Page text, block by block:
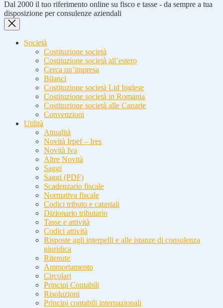
Dal 2000 il tuo riferimento online su fisco e tasse - da sempre a tua
disposizione per consulenze aziendali
Società
Costituzione società
Costituzione società all’estero
Cerca un’impresa
Bilanci
Costituzione società Ltd Inglese
Costituzione società in Romania
Costituzione società alle Canarie
Convenzioni
Utilità
Attualità
Novità Irpef – Ires
Novità Iva
Altre Novità
Saggi
Saggi (PDF)
Scadenzario fiscale
Normativa fiscale
Codici tributo e catastali
Dizionario tributario
Tasse e attività
Codici attività
Risposte agli interpelli e alle istanze di consulenza
giuridica
Ritenute
Ammortamento
Circolari
Principi Contabili
Risoluzioni
Principi contabili internazionali